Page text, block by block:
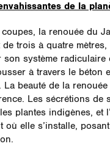
de la
coupes, la renouée du
de trois à quatre
son système radiculaire
à travers le béton
La beauté de la
Les sécrétions de
plantes indigènes, et
où elle s’installe,